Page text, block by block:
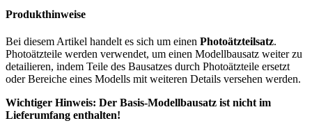
Produkthinweise
Bei diesem Artikel handelt es sich um einen Photoätzteilsatz.
Photoätzteile werden verwendet, um einen Modellbausatz weiter zu
detailieren, indem Teile des Bausatzes durch Photoätzteile ersetzt
oder Bereiche eines Modells mit weiteren Details versehen werden.
Wichtiger Hinweis: Der Basis-Modellbausatz ist nicht im
Lieferumfang enthalten!